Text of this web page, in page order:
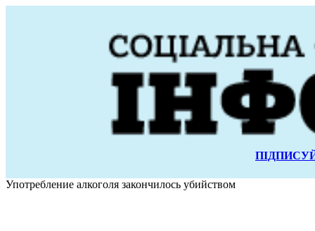
Употребление алкоголя закончилось убийством